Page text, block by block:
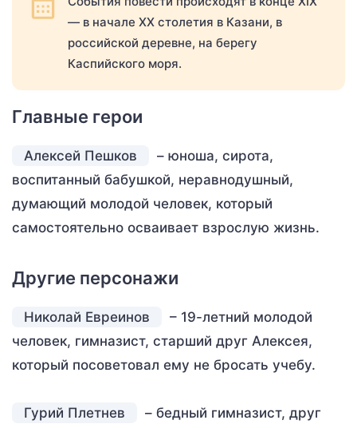
— в начале XX столетия в Казани, в
российской деревне, на берегу
Каспийского моря.
Главные герои
Алексей Пешков
– юноша, сирота,
воспитанный бабушкой, неравнодушный,
думающий молодой человек, который
самостоятельно осваивает взрослую жизнь.
Другие персонажи
Николай Евреинов
– 19-летний молодой
человек, гимназист, старший друг Алексея,
который посоветовал ему не бросать учебу.
Гурий Плетнев
– бедный гимназист, друг